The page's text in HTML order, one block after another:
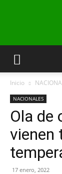
Inicio
NACIONALES
Ola de
vienen
17 enero, 2022